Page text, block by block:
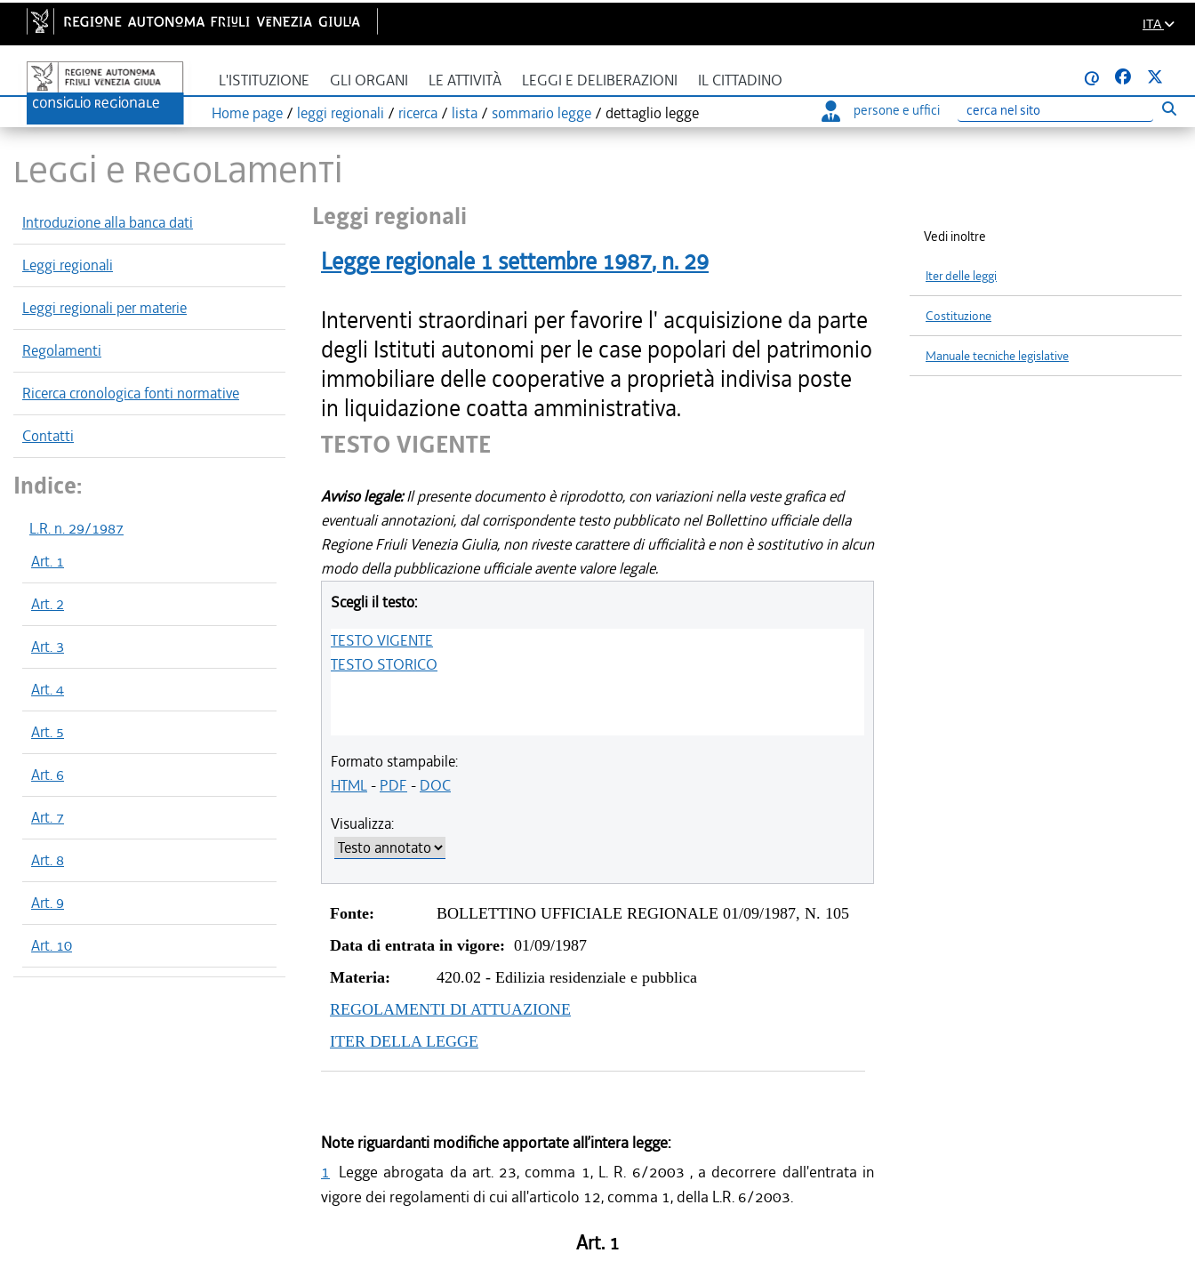
ITA
L'ISTITUZIONE GLI ORGANI LE ATTIVITÀ LEGGI E DELIBERAZIONI IL CITTADINO
@
Home page / leggi regionali / ricerca / lista / sommario legge / dettaglio legge persone e uffici
Ricerca
LEGGI E REGOLAMENTI
Introduzione alla banca dati
Leggi regionali
Leggi regionali per materie
Regolamenti
Ricerca cronologica fonti normative
Contatti
Indice:
L.R. n. 29/1987
Art. 1
Art. 2
Art. 3
Art. 4
Art. 5
Art. 6
Art. 7
Art. 8
Art. 9
Art. 10
Leggi regionali
Legge regionale 1 settembre 1987, n. 29
Interventi straordinari per favorire l' acquisizione da parte
degli Istituti autonomi per le case popolari del patrimonio
immobiliare delle cooperative a proprietà indivisa poste
in liquidazione coatta amministrativa.
TESTO VIGENTE
Avviso legale:Il presente documento è riprodotto, con variazioni nella veste grafica ed
eventuali annotazioni, dal corrispondente testo pubblicato nel Bollettino ufficiale della
Regione Friuli Venezia Giulia, non riveste carattere di ufficialità e non è sostitutivo in alcun
modo della pubblicazione ufficiale avente valore legale.
Scegli il testo:
TESTO VIGENTE
TESTO STORICO
Formato stampabile:
HTML- PDF - DOC
Visualizza:
Fonte:
BOLLETTINO UFFICIALE REGIONALE 01/09/1987, N. 105
Data di entrata in vigore: 01/09/1987
Materia:
420.02 -Edilizia residenziale e pubblica
REGOLAMENTI DI ATTUAZIONE
ITER DELLA LEGGE
Note riguardanti modifiche apportate all’intera legge:
1 Legge abrogata da art. 23, comma 1, L. R. 6/2003 , a decorrere dall'entrata in
vigore dei regolamenti di cui all'articolo 12, comma 1, della L.R. 6/2003.
Art. 1
Vedi inoltre
Iter delle leggi
Costituzione
Manuale tecniche legislative